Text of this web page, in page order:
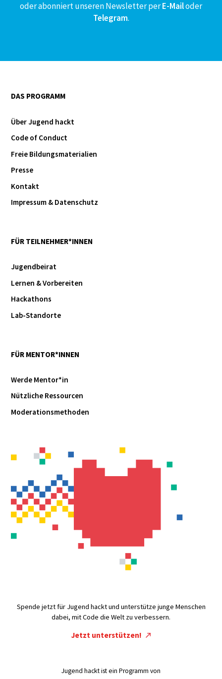
oder abonniert unseren Newsletter perE-Mailoder
Telegram.
DAS PROGRAMM
Über Jugend hackt
Code of Conduct
Freie Bildungsmaterialien
Presse
Kontakt
Impressum & Datenschutz
FÜR TEILNEHMER*INNEN
Jugendbeirat
Lernen & Vorbereiten
Hackathons
Lab-Standorte
FÜR MENTOR*INNEN
Werde Mentor*in
Nützliche Ressourcen
Moderationsmethoden
Spende jetzt für Jugend hackt und unterstütze junge Menschen
dabei, mit Code die Welt zu verbessern.
Jetzt unterstützen!
Jugend hackt ist ein Programm von